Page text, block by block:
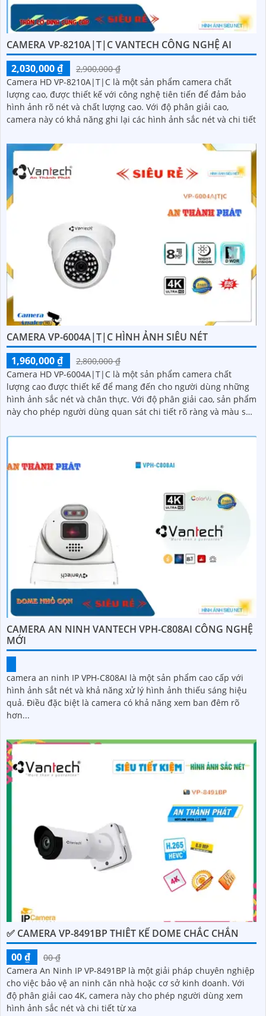
CAMERA VP-8210A|T|C VANTECH CÔNG NGHỆ AI
2,030,000 ₫
2,900,000 ₫
Camera HD VP-8210A|T|C là một sản phẩm camera chất
lượng cao, được thiết kế với công nghệ tiên tiến để đảm bảo
hình ảnh rõ nét và chất lượng cao. Với độ phân giải cao,
camera này có khả năng ghi lại các hình ảnh sắc nét và chi tiết
CAMERA VP-6004A|T|C HÌNH ẢNH SIÊU NÉT
1,960,000 ₫
2,800,000 ₫
Camera HD VP-6004A|T|C là một sản phẩm camera chất
lượng cao được thiết kế để mang đến cho người dùng những
hình ảnh sắc nét và chân thực. Với độ phân giải cao, sản phẩm
này cho phép người dùng quan sát chi tiết rõ ràng và màu sắc
CAMERA AN NINH VANTECH VPH-C808AI CÔNG NGHỆ
MỚI
camera an ninh IP VPH-C808AI là một sản phẩm cao cấp với
hình ảnh sắt nét và khả năng xử lý hình ảnh thiếu sáng hiệu
quả. Điều đặc biệt là camera có khả năng xem ban đêm rõ
hơn...
✅ CAMERA VP-8491BP THIÊT KẾ DOME CHẮC CHẮN
00 ₫
00 ₫
Camera An Ninh IP VP-8491BP là một giải pháp chuyên nghiệp
cho việc bảo vệ an ninh căn nhà hoặc cơ sở kinh doanh. Với
độ phân giải cao 4K, camera này cho phép người dùng xem
hình ảnh sắc nét và chi tiết từ xa